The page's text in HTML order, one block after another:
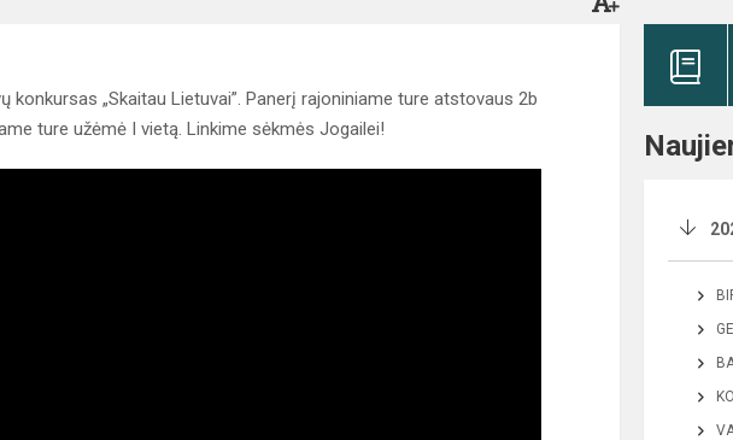
konkursas „Skaitau Lietuvai”. Panerį rajoniniame ture atstovaus 2b
ture užėmė I vietą. Linkime sėkmės Jogailei!